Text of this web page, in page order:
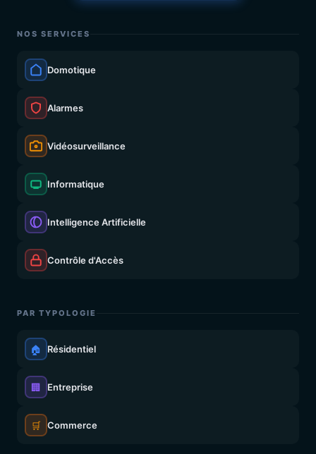
NOS SERVICES
Domotique
Alarmes
Vidéosurveillance
Informatique
Intelligence Artificielle
Contrôle d'Accès
PAR TYPOLOGIE
🏠 Résidentiel
🏢 Entreprise
🛒 Commerce